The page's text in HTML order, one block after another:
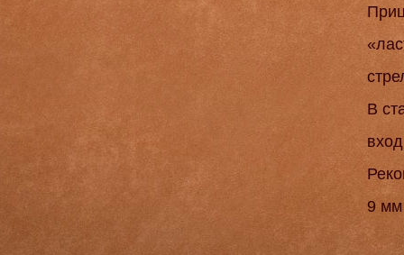
В
9 мм